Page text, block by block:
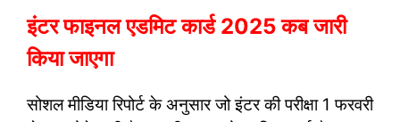
इंटर फाइनल एडमिट कार्ड 2025 कब जारी
किया जाएगा
सोशल मीडिया रिपोर्ट के अनुसार जो इंटर की परीक्षा 1 फरवरी